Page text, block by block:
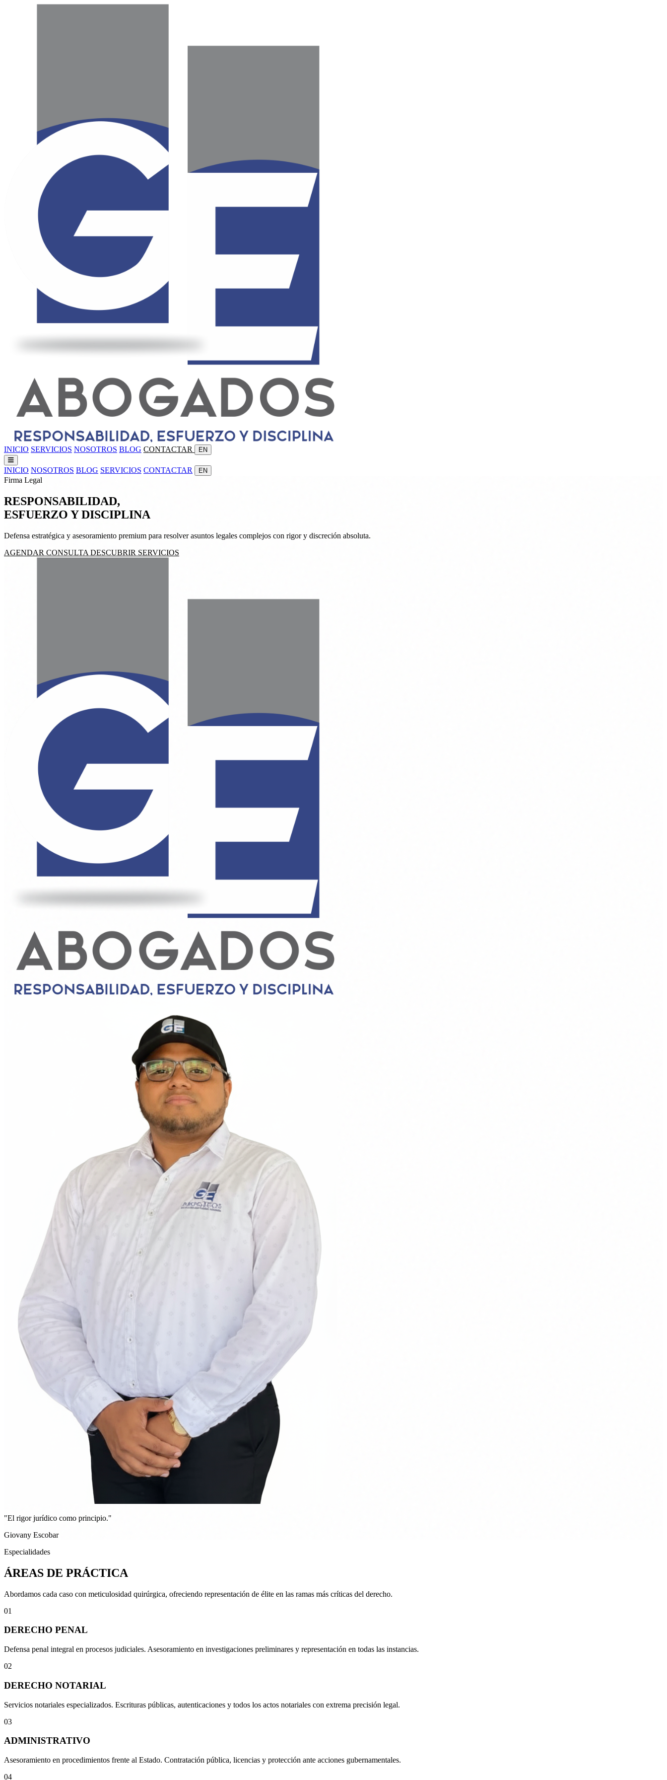
INICIO SERVICIOS NOSOTROS BLOG CONTACTAR EN
INICIO NOSOTROS BLOG SERVICIOS CONTACTAR EN
Firma Legal
RESPONSABILIDAD,
ESFUERZO YDISCIPLINA
Defensa estratégica y asesoramiento premium para resolver asuntos legales complejos con rigor y discreción absoluta.
AGENDAR CONSULTA DESCUBRIR SERVICIOS
"El rigor jurídico como principio."
Giovany Escobar
Especialidades
ÁREAS DE PRÁCTICA
Abordamos cada caso con meticulosidad quirúrgica, ofreciendo representación de élite en las ramas más críticas del derecho.
01
DERECHO PENAL
Defensa penal integral en procesos judiciales. Asesoramiento en investigaciones preliminares y representación en todas las instancias.
02
DERECHO NOTARIAL
Servicios notariales especializados. Escrituras públicas, autenticaciones y todos los actos notariales con extrema precisión legal.
03
ADMINISTRATIVO
Asesoramiento en procedimientos frente al Estado. Contratación pública, licencias y protección ante acciones gubernamentales.
04